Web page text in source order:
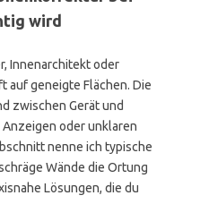
wird
Innenarchitekt oder
geneigte Flächen. Die
zwischen Gerät und
oder unklaren
nenne ich typische
Wände die Ortung
Lösungen, die du